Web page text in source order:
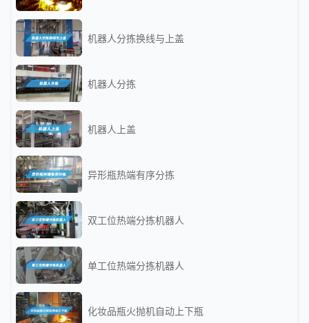
机器人分拣换线与上盖
机器人分拣
机器人上盖
异形瓶热端有序分拣
双工位热端分拣机器人
单工位热端分拣机器人
化妆品瓶火抛机自动上下瓶